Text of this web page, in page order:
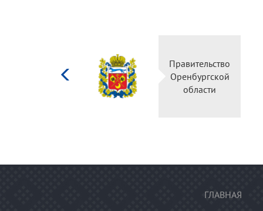
Правительство
Оренбургской
области
ГЛАВНАЯ